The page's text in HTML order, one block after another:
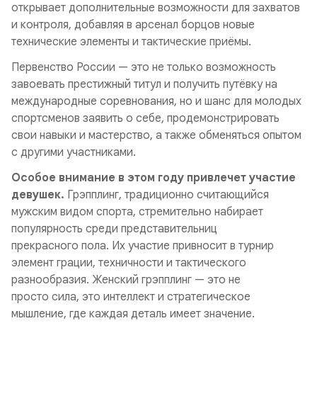
открывает дополнительные возможности для захватов
и контроля, добавляя в арсенал борцов новые
технические элементы и тактические приёмы.
Первенство России — это не только возможность
завоевать престижный титул и получить путёвку на
международные соревнования, но и шанс для молодых
спортсменов заявить о себе, продемонстрировать
свои навыки и мастерство, а также обменяться опытом
с другими участниками.
Особое внимание в этом году привлечет участие
девушек. Грэпплинг, традиционно считающийся
мужским видом спорта, стремительно набирает
популярность среди представительниц
прекрасного пола. Их участие привносит в турнир
элемент грации, техничности и тактического
разнообразия. Женский грэпплинг — это не
просто сила, это интеллект и стратегическое
мышление, где каждая деталь имеет значение.